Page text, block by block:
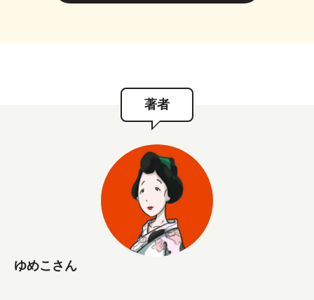
著者
ゆめこさん